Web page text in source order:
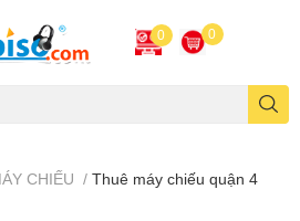
0 0
CHIẾU / Thuê máy chiếu quận 4